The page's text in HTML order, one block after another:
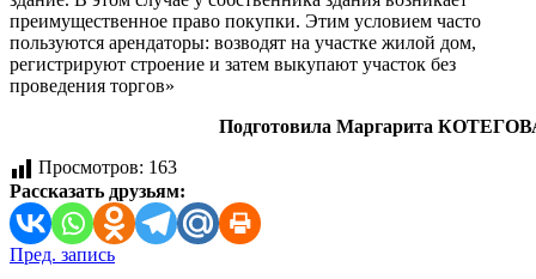
преимущественное право покупки. Этим условием часто
пользуются арендаторы: возводят на участке жилой дом,
регистрируют строение и затем выкупают участок без
проведения торгов»
Подготовила Маргарита
Просмотров: 163
Рассказать друзьям:
Навигация
Пред. запись